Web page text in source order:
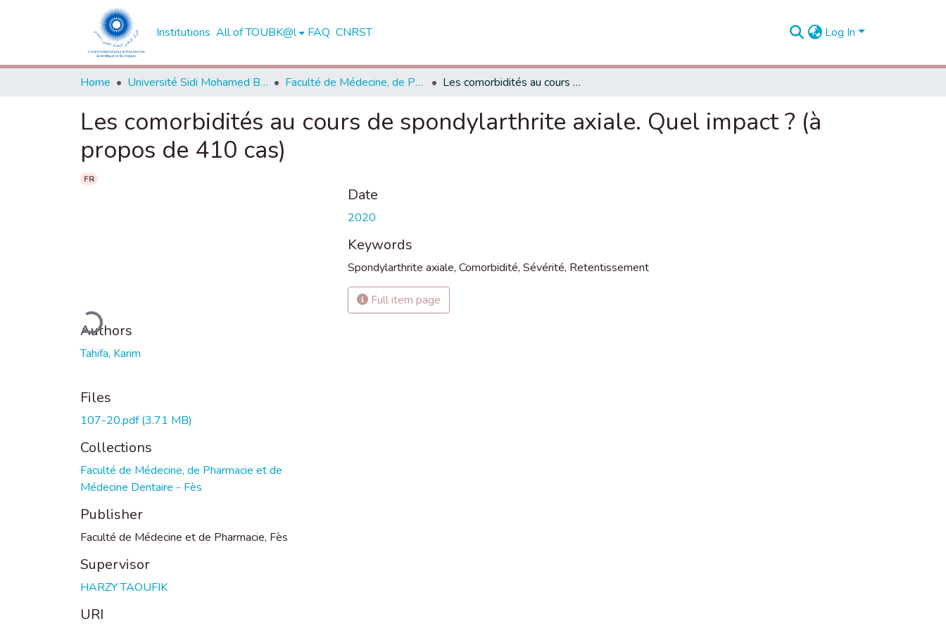
Institutions All of TOUBK@l FAQ CNRST Log In
Home Université Sidi Mohamed Ben Abdellah de Fès Faculté de Médecine, de Pharmacie et de Médecine Dentaire - Fès Les comorbidités au cours de spondylarthrite axiale. Quel impact ? (à propos de 410 cas)
Les comorbidités au cours de spondylarthrite axiale. Quel impact ? (à
propos de 410 cas)
FR
Loading...
Authors
Tahifa, Karim
Files
107-20.pdf(3.71 MB)
Collections
Faculté de Médecine, de Pharmacie et de
Médecine Dentaire - Fès
Publisher
Faculté de Médecine et de Pharmacie, Fès
Supervisor
HARZY TAOUFIK
URI
Date
2020
Keywords
Spondylarthrite axiale, Comorbidité, Sévérité, Retentissement
Full item page